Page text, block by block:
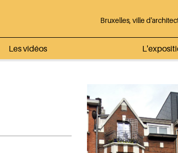
Bruxelles, ville
Les vidéos